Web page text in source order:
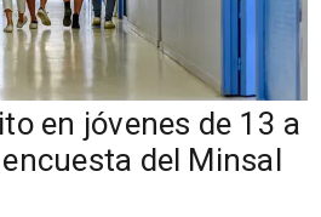
en jóvenes de 13 a
del Minsal